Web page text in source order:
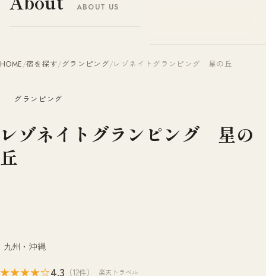
ABOUT US
HOME/宿を探す/グランピング/レゾネイトグランピング 星の丘
グランピング
レゾネイトグランピング 星の
丘
九州・沖縄
★★★★☆4.3 （12件） 楽天トラベル